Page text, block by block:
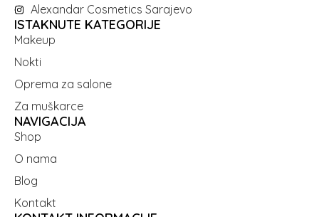
Alexandar Cosmetics Sarajevo
ISTAKNUTE KATEGORIJE
Makeup
Nokti
Oprema za salone
Za muškarce
NAVIGACIJA
Shop
O nama
Blog
Kontakt